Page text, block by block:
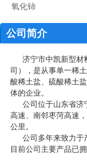
氧化铈
公司简介
济宁市中凯新型材
司），是从事单一稀
酸稀土盐、硫酸稀土
体的企业。
公司位于山东省济
高速、南邻枣菏高速
公里。
公司多年来致力于
目前公司主要产品已